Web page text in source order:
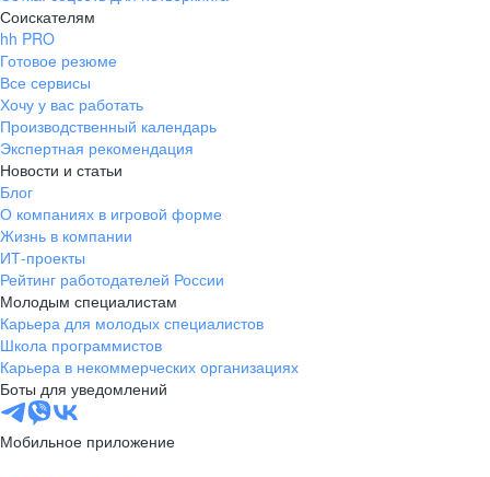
Соискателям
hh PRO
Готовое резюме
Все сервисы
Хочу у вас работать
Производственный календарь
Экспертная рекомендация
Новости и статьи
Блог
О компаниях в игровой форме
Жизнь в компании
ИТ-проекты
Рейтинг работодателей России
Молодым специалистам
Карьера для молодых специалистов
Школа программистов
Карьера в некоммерческих организациях
Боты для уведомлений
Мобильное приложение